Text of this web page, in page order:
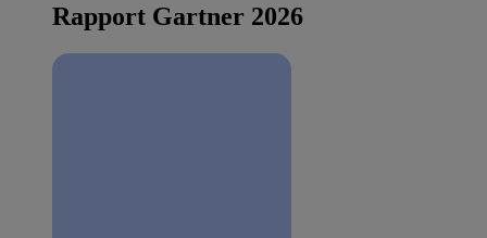
Rapport Gartner 2026